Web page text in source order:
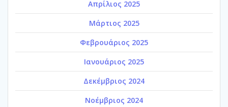
Απρίλιος 2025
Μάρτιος 2025
Φεβρουάριος 2025
Ιανουάριος 2025
Δεκέμβριος 2024
Νοέμβριος 2024